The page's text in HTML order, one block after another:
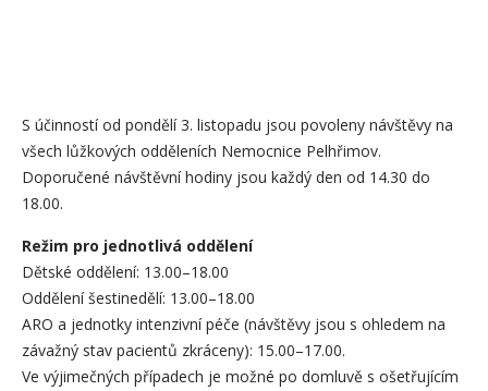
S účinností od pondělí 3. listopadu jsou povoleny návštěvy na
všech lůžkových odděleních Nemocnice Pelhřimov.
Doporučené návštěvní hodiny jsou každý den od 14.30 do
18.00.
Režim pro jednotlivá oddělení
Dětské oddělení: 13.00–18.00
Oddělení šestinedělí: 13.00–18.00
ARO a jednotky intenzivní péče (návštěvy jsou s ohledem na
závažný stav pacientů zkráceny): 15.00–17.00.
Ve výjimečných případech je možné po domluvě s ošetřujícím